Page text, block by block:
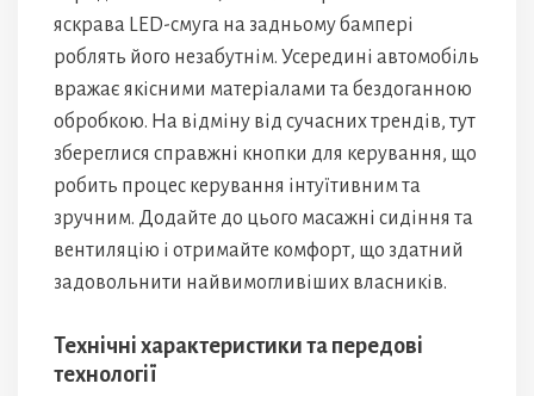
яскрава LED-смуга на задньому бампері
роблять його незабутнім. Усередині автомобіль
вражає якісними матеріалами та бездоганною
обробкою. На відміну від сучасних трендів, тут
збереглися справжні кнопки для керування, що
робить процес керування інтуїтивним та
зручним. Додайте до цього масажні сидіння та
вентиляцію і отримайте комфорт, що здатний
задовольнити найвимогливіших власників.
Технічні характеристики та передові
технології